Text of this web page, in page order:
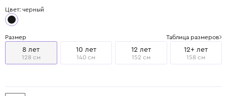
Цвет: черный
Размер Таблица размеров
8 лет
128 см
10 лет
140 см
12 лет
152 см
12+ лет
158 см